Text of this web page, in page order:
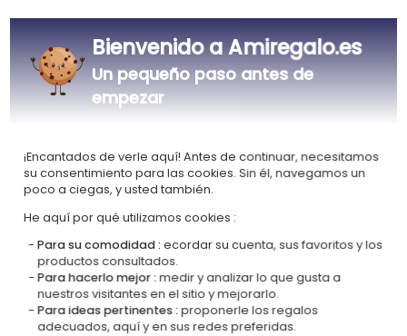
Nuestra empresa Kadocom es
Ecovadis Silver
Global Compact
Nuestro enfoque RSE | Glosario de etiquetas
Este regalo es
Bienvenido a Amiregalo.es
Un pequeño paso antes de
empezar
¡Encantados de verle aquí! Antes de continuar, necesitamos
su consentimiento para las cookies. Sin él, navegamos un
poco a ciegas, y usted también.
He aquí por qué utilizamos cookies :
Para su comodidad : ecordar su cuenta, sus favoritos y los
productos consultados.
Para hacerlo mejor :medir y analizar lo que gusta a
nuestros visitantes en el sitio y mejorarlo.
Para ideas pertinentes :proponerle los regalos
adecuados, aquí y en sus redes preferidas.